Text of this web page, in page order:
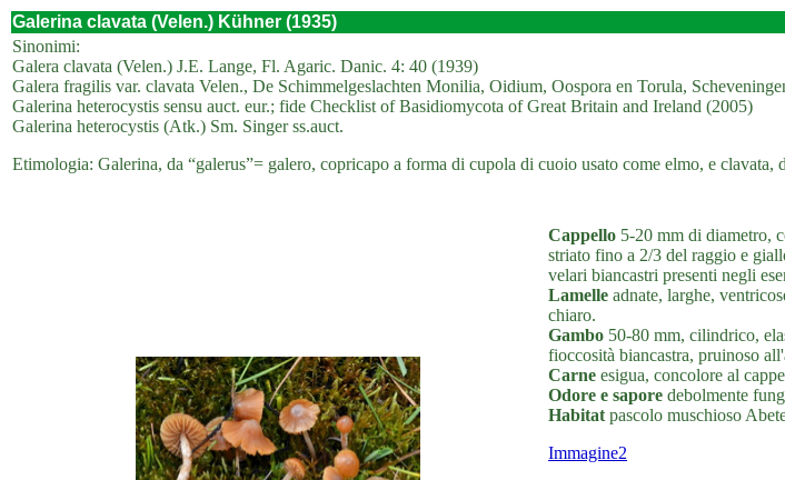
Galerina clavata (Velen.) Kühner (1935)
Sinonimi:
Galera clavata (Velen.) J.E. Lange, Fl. Agaric. Danic. 4: 40 (1939)
Galera fragilis var. clavata Velen., De Schimmelgeslachten Monilia, Oidium, Oospora en Torula,
Galerina heterocystis sensu auct. eur.; fide Checklist of Basidiomycota of Great Britain and Ireland (2005)
Galerina heterocystis (Atk.) Sm. Singer ss.auct.
Etimologia: Galerina, da “galerus”= galero, copricapo a forma di cupola di cuoio usato come elmo, e
Cappello 5-20 mm di diametro,
striato fino a 2/3 del raggio e
velari biancastri presenti negli
Lamelle adnate, larghe,
chiaro.
Gambo 50-80 mm, cilindrico,
fioccosità biancastra, pruinoso
Carne esigua, concolore al
Odore e sapore debolmente
Habitat pascolo muschioso
Immagine2